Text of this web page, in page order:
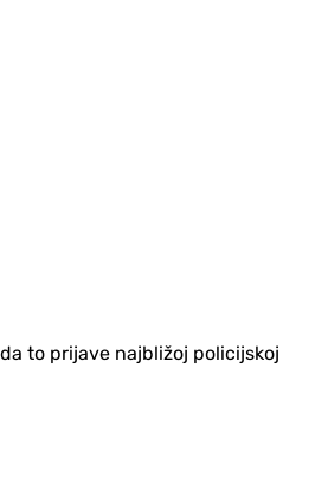
to prijave najbližoj policijskoj